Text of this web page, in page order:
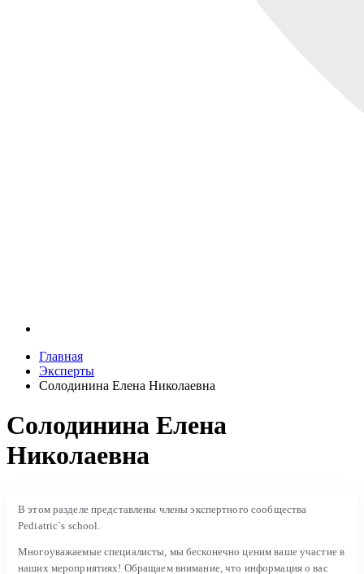
Главная
Эксперты
Солодинина Елена Николаевна
Солодинина Елена
Николаевна
В этом разделе представлены члены экспертного сообщества
Pediatric`s school.
Многоуважаемые специалисты, мы бесконечно ценим ваше участие в
наших мероприятиях! Обращаем внимание, что информация о вас